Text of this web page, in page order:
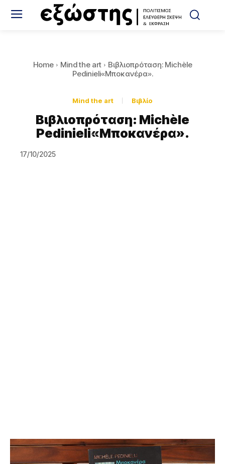
Home Mind the art
Βιβλιοπρόταση: Michèle
Pedinieli«Μποκανέρα».
Mind the art Βιβλίο
Βιβλιοπρόταση: Michèle
Pedinieli«Μποκανέρα».
17/10/2025